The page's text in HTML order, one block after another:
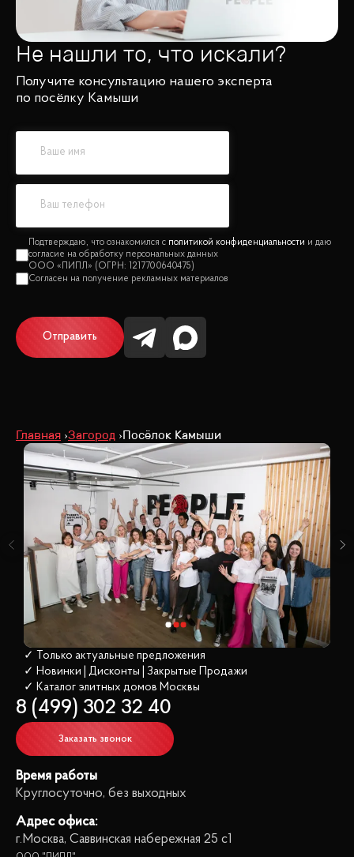
Не нашли то, что искали?
Получите консультацию нашего эксперта
по посёлку Камыши
политикой конфиденциальности
Отправить
Главная Загород Посёлок Камыши
✓ Только актуальные предложения
✓ Новинки | Дисконты | Закрытые Продажи
✓ Каталог элитных домов Москвы
8 (499) 302 32 40
Заказать звонок
Время работы
Круглосуточно, без выходных
Адрес офиса:
г.Москва, Саввинская набережная 25 с1